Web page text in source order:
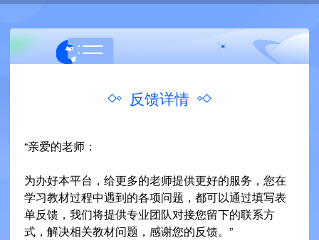
反馈详情
“亲爱的老师：
为办好本平台，给更多的老师提供更好的服务，您在
学习教材过程中遇到的各项问题，都可以通过填写表
单反馈，我们将提供专业团队对接您留下的联系方
式，解决相关教材问题，感谢您的反馈。”